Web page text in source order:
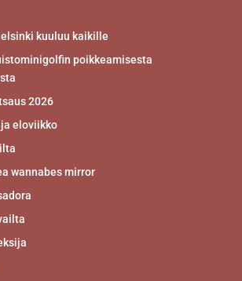
kuuluu kaikille
poikkeamisesta
2026
eloviikko
wannabes mirror